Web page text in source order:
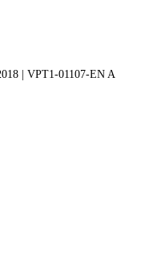
| VPT1-01107-EN A